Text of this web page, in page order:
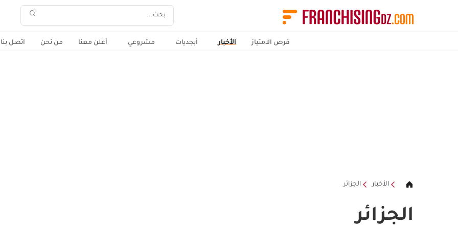
فرص الامتياز الأخبار أبجديات مشروعي أعلن معنا من نحن اتصل بنا
الأخبار الجزائر
الجزائر